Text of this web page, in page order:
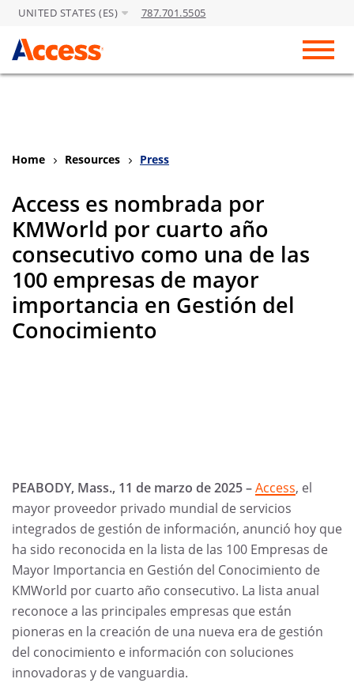
Skip to Main Content
UNITED STATES (ES) 787.701.5505
Home Resources Press
Access es nombrada por
KMWorld por cuarto año
consecutivo como una de las
100 empresas de mayor
importancia en Gestión del
Conocimiento
PEABODY, Mass., 11 de marzo de 2025 –Access, el
mayor proveedor privado mundial de servicios
integrados de gestión de información, anunció hoy que
ha sido reconocida en la lista de las 100 Empresas de
Mayor Importancia en Gestión del Conocimiento de
KMWorld por cuarto año consecutivo. La lista anual
reconoce a las principales empresas que están
pioneras en la creación de una nueva era de gestión
del conocimiento e información con soluciones
innovadoras y de vanguardia.